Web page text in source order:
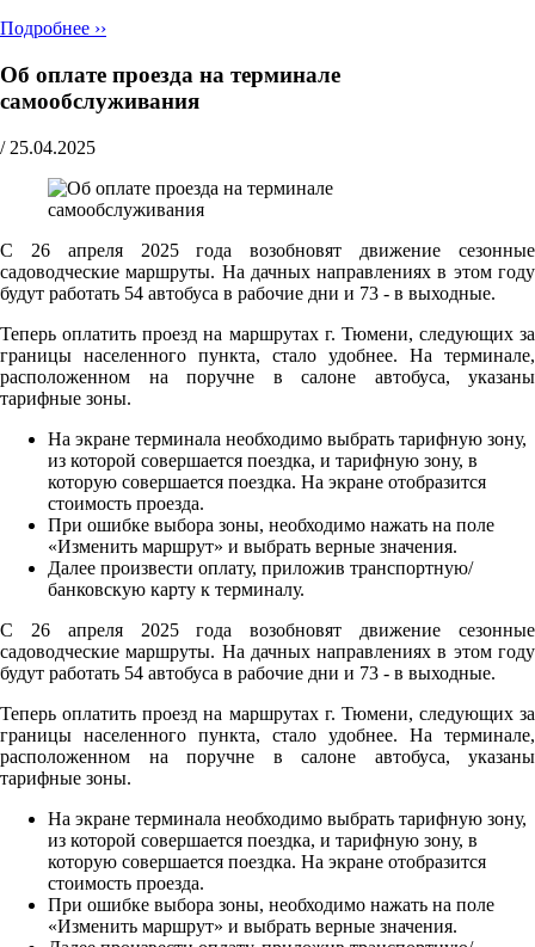
Подробнее ››
Об оплате проезда на терминале
самообслуживания
/ 25.04.2025
С 26 апреля 2025 года возобновят движение сезонные
садоводческие маршруты. На дачных направлениях в этом году
будут работать 54 автобуса в рабочие дни и 73 - в выходные.
Теперь оплатить проезд на маршрутах г. Тюмени, следующих за
границы населенного пункта, стало удобнее. На терминале,
расположенном на поручне в салоне автобуса, указаны
тарифные зоны.
На экране терминала необходимо выбрать тарифную зону,
из которой совершается поездка, и тарифную зону, в
которую совершается поездка. На экране отобразится
стоимость проезда.
При ошибке выбора зоны, необходимо нажать на поле
«Изменить маршрут» и выбрать верные значения.
Далее произвести оплату, приложив транспортную/
банковскую карту к терминалу.
С 26 апреля 2025 года возобновят движение сезонные
садоводческие маршруты. На дачных направлениях в этом году
будут работать 54 автобуса в рабочие дни и 73 - в выходные.
Теперь оплатить проезд на маршрутах г. Тюмени, следующих за
границы населенного пункта, стало удобнее. На терминале,
расположенном на поручне в салоне автобуса, указаны
тарифные зоны.
На экране терминала необходимо выбрать тарифную зону,
из которой совершается поездка, и тарифную зону, в
которую совершается поездка. На экране отобразится
стоимость проезда.
При ошибке выбора зоны, необходимо нажать на поле
«Изменить маршрут» и выбрать верные значения.